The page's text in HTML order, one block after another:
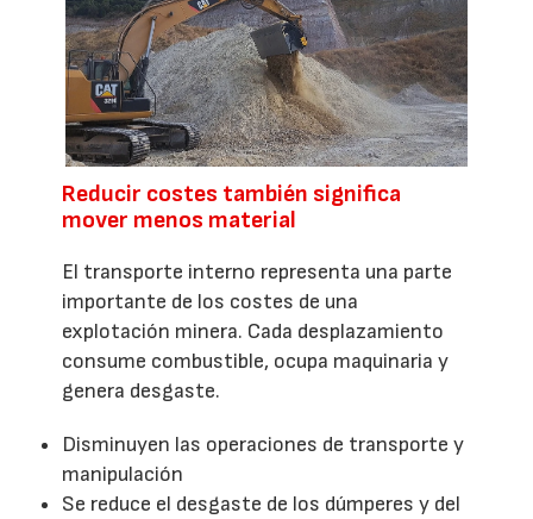
Reducir costes también significa
mover menos material
El transporte interno representa una parte
importante de los costes de una
explotación minera. Cada desplazamiento
consume combustible, ocupa maquinaria y
genera desgaste.
Disminuyen las operaciones de transporte y
manipulación
Se reduce el desgaste de los dúmperes y del